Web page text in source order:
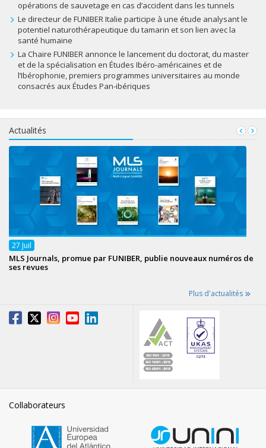
opérations de sauvetage en cas d’accident dans les tunnels
Le directeur de FUNIBER Italie participe à une étude analysant le
potentiel naturothérapeutique du tamarin et son lien avec la
santé humaine
La Chaire FUNIBER annonce le lancement du doctorat, du master
et de la spécialisation en Études Ibéro-américaines et de
l’Ibérophonie, premiers programmes universitaires au monde
consacrés aux Études Pan-ibériques
Actualités
27 Juil
MLS Journals, promue par FUNIBER, publie nouveaux numéros de
ses revues
Plus d'actualités
Collaborateurs